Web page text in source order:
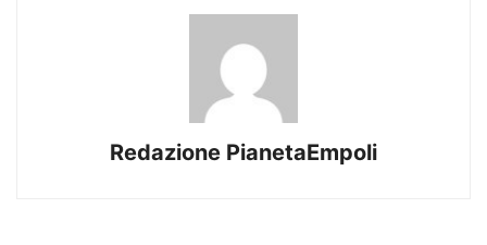
Redazione PianetaEmpoli